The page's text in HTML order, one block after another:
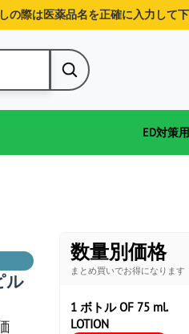
際は医薬品名を正確に入力して下
ED対策
ル
数量別価格
まとめ買いでお得になります
1 ボトル OF 75 ml.
LOTION